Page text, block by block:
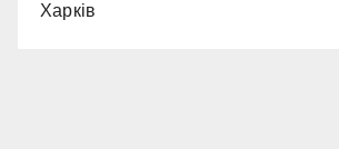
Харків